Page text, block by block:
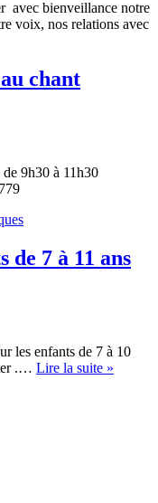
avec bienveillance notre
voix, nos relations avec
chant
9h30 à 11h30
de 7 à 11 ans
les enfants de 7 à 10
.… Lire la suite »